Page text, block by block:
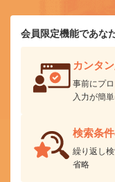
会員限定機能であな
カンタ
事前にプ
入力が簡
検索条
繰り返し
省略